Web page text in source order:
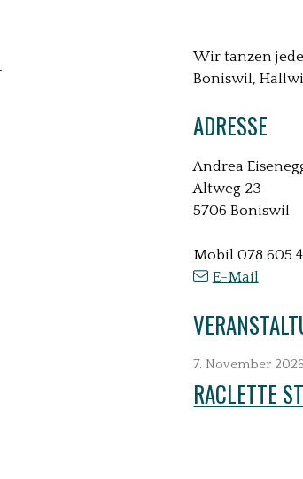
Wir tanzen
Boniswil,
ADRESSE
Andrea
Altweg 23
5706 Boniswil
Mobil078 605
E-Mail
RACLETTE
7. November 2026